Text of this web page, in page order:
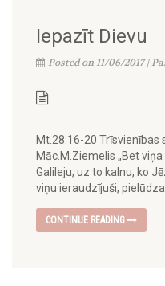
Iepazīt Dievu
Posted on 11/06/2017 |
Mt.28:16-20 Trīsvienības
Māc.M.Ziemelis „Bet
Galileju, uz to kalnu, ko
viņu ieraudzījuši,
CONTINUE READING